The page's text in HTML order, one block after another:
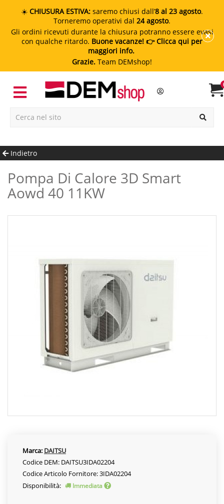
☀️ CHIUSURA ESTIVA: saremo chiusi dall’8 al 23 agosto.
Torneremo operativi dal 24 agosto.
Gli ordini ricevuti durante la chiusura potranno essere evasi
con qualche ritardo. Buone vacanze! 👉 Clicca qui per
maggiori info.
Grazie. Team DEMshop!
Indietro
Pompa Di Calore 3D Smart
Aowd 40 11KW
Marca: DAITSU
Codice DEM: DAITSU3IDA02204
Codice Articolo Fornitore: 3IDA02204
Disponibilità:
Immediata